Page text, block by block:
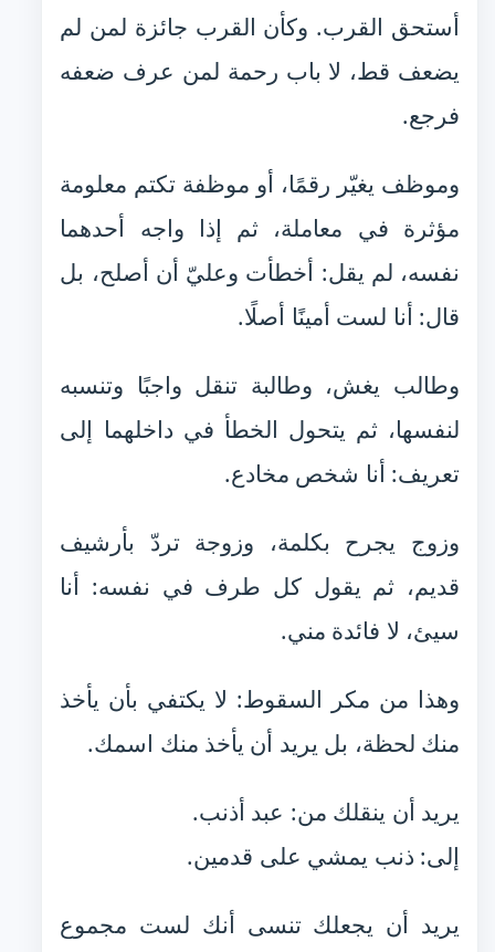
أستحق القرب. وكأن القرب جائزة لمن لم
يضعف قط، لا باب رحمة لمن عرف ضعفه
فرجع.
وموظف يغيّر رقمًا، أو موظفة تكتم معلومة
مؤثرة في معاملة، ثم إذا واجه أحدهما
نفسه، لم يقل: أخطأت وعليّ أن أصلح، بل
قال: أنا لست أمينًا أصلًا.
وطالب يغش، وطالبة تنقل واجبًا وتنسبه
لنفسها، ثم يتحول الخطأ في داخلهما إلى
تعريف: أنا شخص مخادع.
وزوج يجرح بكلمة، وزوجة تردّ بأرشيف
قديم، ثم يقول كل طرف في نفسه: أنا
سيئ، لا فائدة مني.
وهذا من مكر السقوط: لا يكتفي بأن يأخذ
منك لحظة، بل يريد أن يأخذ منك اسمك.
يريد أن ينقلك من: عبد أذنب.
إلى: ذنب يمشي على قدمين.
يريد أن يجعلك تنسى أنك لست مجموع